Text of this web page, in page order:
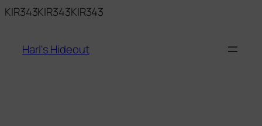
KIR343KIR343KIR343
Harl's Hideout